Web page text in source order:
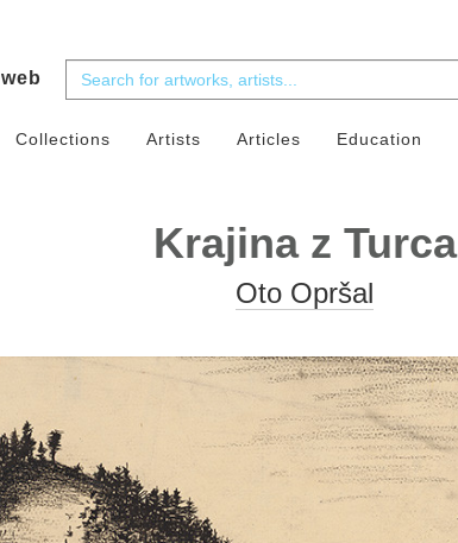
web
Collections Artists Articles Education
Krajina z Turca
Oto Opršal